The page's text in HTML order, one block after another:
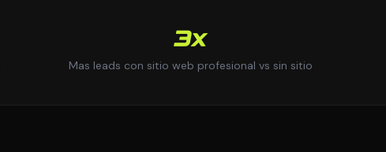
3x
Mas leads con sitio web profesional vs sin sitio